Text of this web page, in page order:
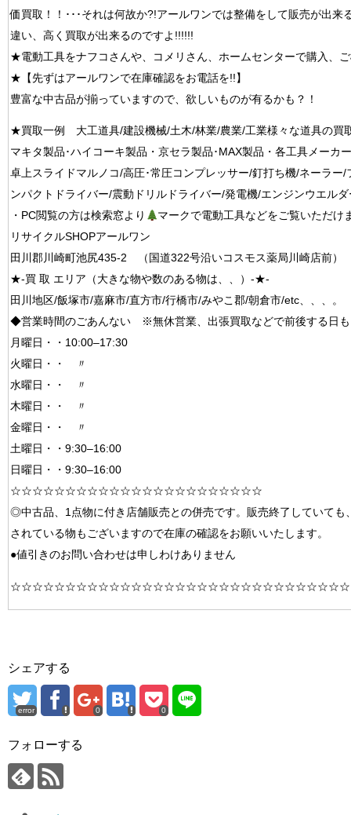
価買取！！･･･それは何故か?!アールワンでは整備をして販売が出来
違い、高く買取が出来るのですよ!!!!!!
★電動工具をナフコさんや、コメリさん、ホームセンターで購入、
★【先ずはアールワンで在庫確認をお電話を!!】
豊富な中古品が揃っていますので、欲しいものが有るかも？！
★買取一例 大工道具/建設機械/土木/林業/農業/工業様々な道具の買
マキタ製品･ハイコーキ製品・京セラ製品･MAX製品・各工具メーカー
卓上スライドマルノコ/高圧･常圧コンプレッサー/釘打ち機/ネーラー/
ンパクトドライバー/震動ドリルドライバー/発電機/エンジンウエルダ
・PC閲覧の方は検索窓より
マークで電動工具などをご覧いただけ
リサイクルSHOPアールワン
田川郡川崎町池尻435-2 （国道322号沿いコスモス薬局川崎店前）
★-買 取 エリア（大きな物や数のある物は、、）-★-
田川地区/飯塚市/嘉麻市/直方市/行橋市/みやこ郡/朝倉市/etc、、、。
◆営業時間のごあんない ※無休営業、出張買取などで前後する日
月曜日・・10:00–17:30
火曜日・・ 〃
水曜日・・ 〃
木曜日・・ 〃
金曜日・・ 〃
土曜日・・9:30–16:00
日曜日・・9:30–16:00
☆☆☆☆☆☆☆☆☆☆☆☆☆☆☆☆☆☆☆☆☆☆☆
◎中古品、1点物に付き店舗販売との併売です。販売終了していても
されている物もございますので在庫の確認をお願いいたします。
●値引きのお問い合わせは申しわけありません
シェアする
error 0 0
フォローする